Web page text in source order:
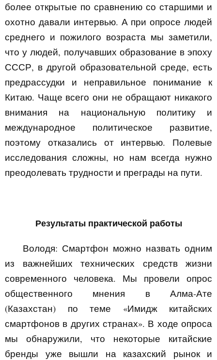
более открытые по сравнению со старшими и
охотно давали интервью. А при опросе людей
среднего и пожилого возраста мы заметили,
что у людей, получавших образование в эпоху
СССР, в другой образовательной среде, есть
предрассудки и неправильное понимание к
Китаю. Чаще всего они не обращают никакого
внимания на национальную политику и
международное политическое развитие,
поэтому отказались от интервью. Полевые
исследования сложны, но нам всегда нужно
преодолевать трудности и преграды на пути.
Результаты практической работы
Володя: Смартфон можно назвать одним
из важнейших технических средств жизни
современного человека. Мы провели опрос
общественного мнения в Алма-Ате
(Казахстан) по теме «Имидж китайских
смартфонов в других странах». В ходе опроса
мы обнаружили, что некоторые китайские
бренды уже вышли на казахский рынок и